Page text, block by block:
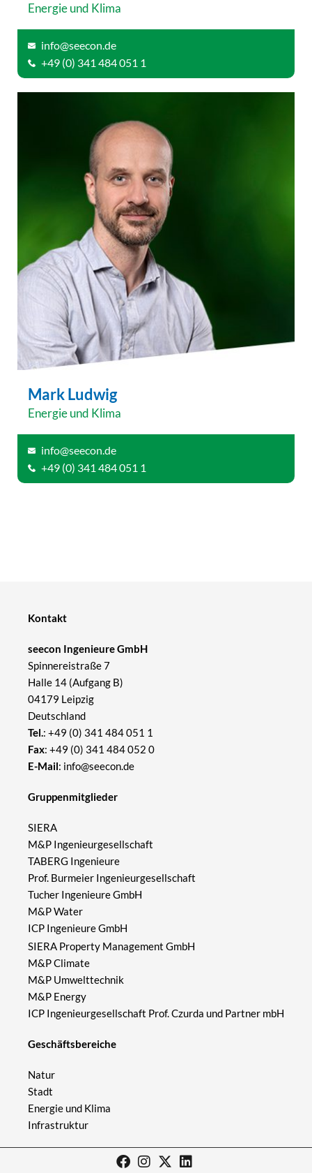
Energie und Klima
info@seecon.de
+49 (0) 341 484 051 1
Mark Ludwig
Energie und Klima
info@seecon.de
+49 (0) 341 484 051 1
Geschäftsbereiche
Natur
Stadt
Energie und Klima
Infrastruktur
Gruppenmitglieder
SIERA
M&P Ingenieurgesellschaft
TABERG Ingenieure
Prof. Burmeier Ingenieurgesellschaft
Tucher Ingenieure GmbH
M&P Water
ICP Ingenieure GmbH
SIERA Property Management GmbH
M&P Climate
M&P Umwelttechnik
M&P Energy
ICP Ingenieurgesellschaft Prof. Czurda und Partner mbH
Kontakt
seecon Ingenieure GmbH
Spinnereistraße 7
Halle 14 (Aufgang B)
04179 Leipzig
Deutschland
Tel.: +49 (0) 341 484 051 1
Fax: +49 (0) 341 484 052 0
E-Mail: info@seecon.de